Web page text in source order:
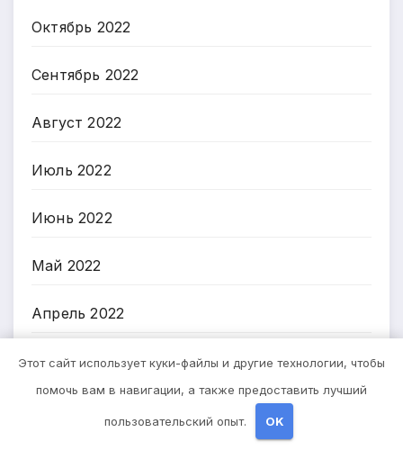
Октябрь 2022
Сентябрь 2022
Август 2022
Июль 2022
Июнь 2022
Май 2022
Апрель 2022
Март 2022
Этот сайт использует куки-файлы и другие технологии, чтобы
помочь вам в навигации, а также предоставить лучший
пользовательский опыт. OK